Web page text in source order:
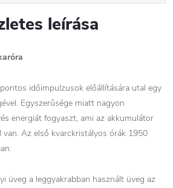
leírása
időimpulzusok előállítására utal egy
Egyszerűsége miatt nagyon
energiát fogyaszt, ami az akkumulátor
Az első kvarckristályos órák 1950
üveg a leggyakrabban használt üveg az